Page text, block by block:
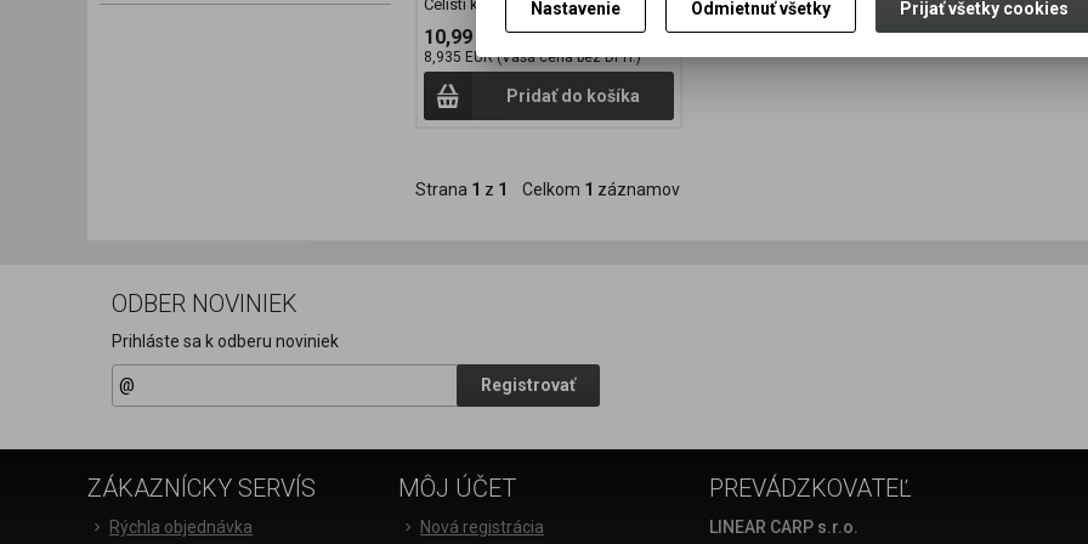
Čelisti kleští jsou ujímané...
10,99 EUR
8,935 EUR (Vaša cena bez DPH:)
Pridať do košíka
Strana 1 z 1 Celkom 1 záznamov
ODBER NOVINIEK
Prihláste sa k odberu noviniek
Registrovať
ZÁKAZNÍCKY SERVÍS
Rýchla objednávka
MÔJ ÚČET
Nová registrácia
PREVÁDZKOVATEĽ
LINEAR CARP s.r.o.
Nastavenie Odmietnuť všetky Prijať všetky cookies